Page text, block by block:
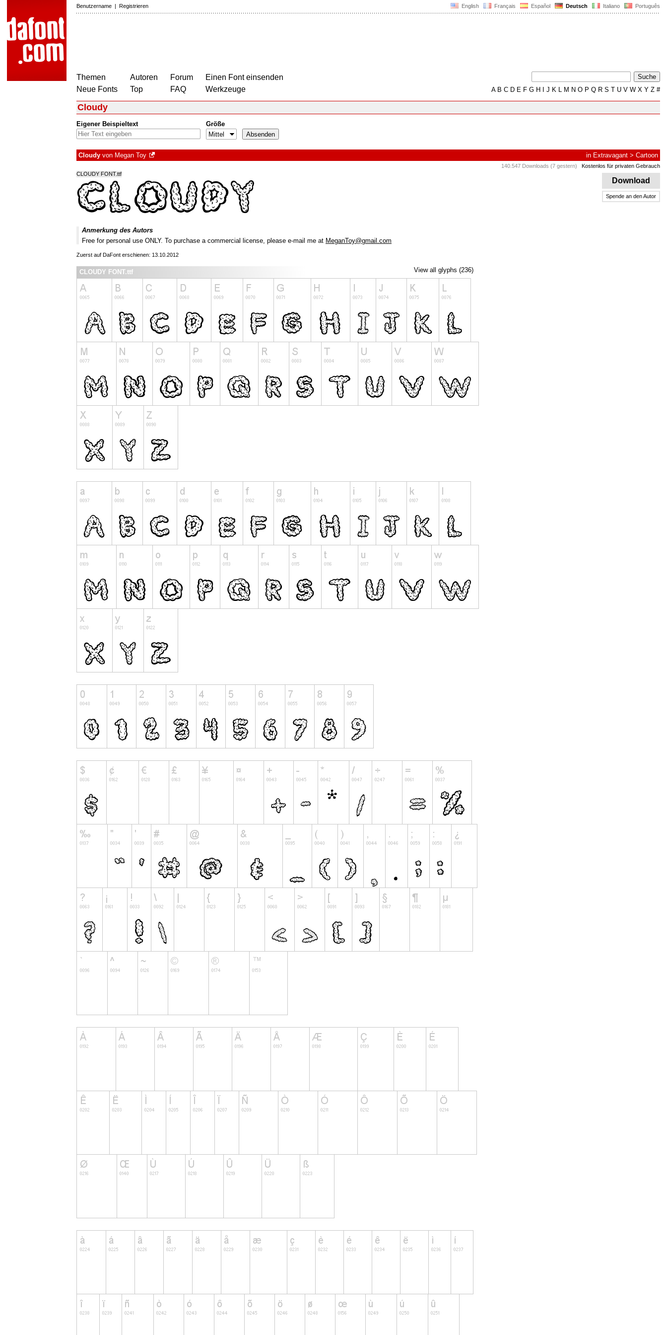
English Français Español Deutsch Italiano Português
Benutzername | Registrieren
Themen
Neue Fonts
Autoren
Top
Forum
FAQ
Einen Font einsenden
Werkzeuge
AB C D E F G H J K L M N O P Q R S T U V W X Y Z #
Cloudy
Eigener Beispieltext Größe
Cloudy von Megan Toy in Extravagant > Cartoon
140.547 Downloads (7 gestern) Kostenlos für privaten Gebrauch
Download
Spende an den Autor
CLOUDY FONT.ttf
Anmerkung des Autors
Free for personal use ONLY. To purchase a commercial license, please e-mail me at MeganToy@gmail.com
Zuerst auf DaFont erschienen: 13.10.2012
View all glyphs (236)
CLOUDY FONT.ttf